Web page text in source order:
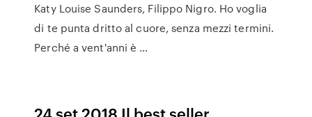
Katy Louise Saunders, Filippo Nigro. Ho voglia
di te punta dritto al cuore, senza mezzi termini.
Perché a vent'anni è …